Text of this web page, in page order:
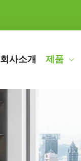
회사소개 제품